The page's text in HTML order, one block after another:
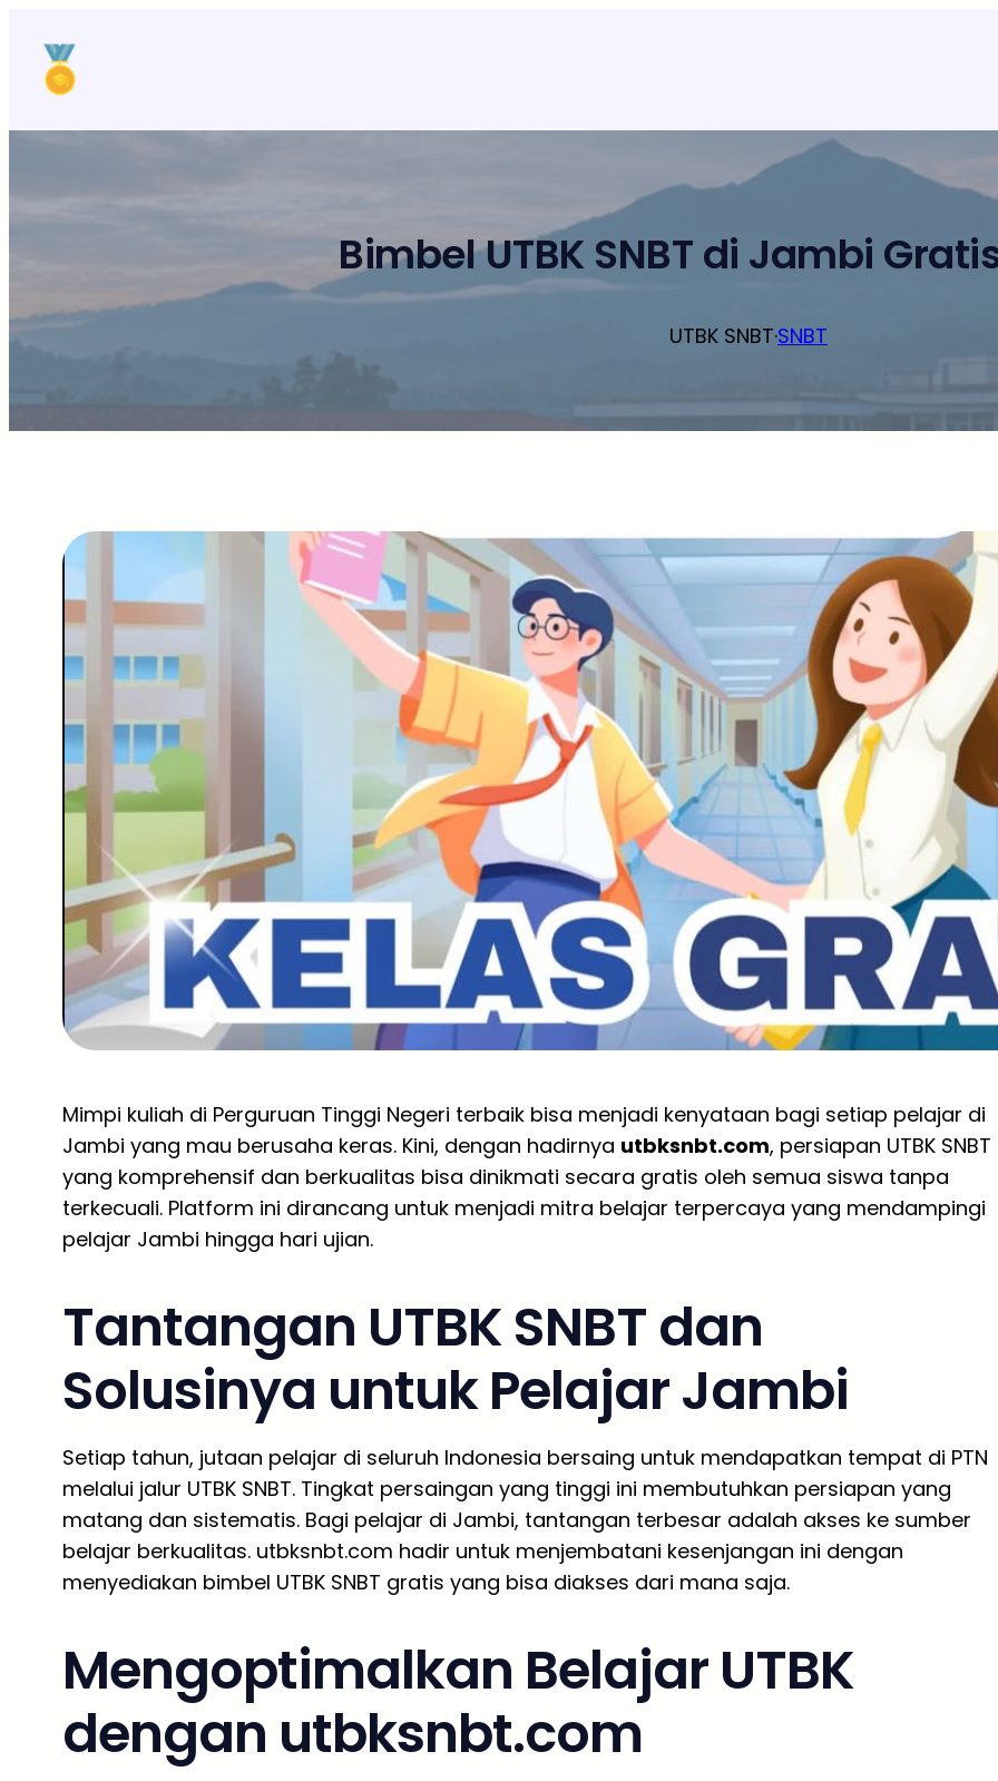
konten
Bimbel UTBK SNBT di Jambi
UTBK SNBT·SNBT
Mimpi kuliah di Perguruan Tinggi Negeri terbaik bisa menjadi kenyataan bagi setiap pelajar di
Jambi yang mau berusaha keras. Kini, dengan hadirnya utbksnbt.com, persiapan UTBK SNBT
yang komprehensif dan berkualitas bisa dinikmati secara gratis oleh semua siswa tanpa
terkecuali. Platform ini dirancang untuk menjadi mitra belajar terpercaya yang mendampingi
pelajar Jambi hingga hari ujian.
Tantangan UTBK SNBT dan
Solusinya untuk Pelajar Jambi
Setiap tahun, jutaan pelajar di seluruh Indonesia bersaing untuk mendapatkan tempat di PTN
melalui jalur UTBK SNBT. Tingkat persaingan yang tinggi ini membutuhkan persiapan yang
matang dan sistematis. Bagi pelajar di Jambi, tantangan terbesar adalah akses ke sumber
belajar berkualitas. utbksnbt.com hadir untuk menjembatani kesenjangan ini dengan
menyediakan bimbel UTBK SNBT gratis yang bisa diakses dari mana saja.
Mengoptimalkan Belajar UTBK
dengan utbksnbt.com